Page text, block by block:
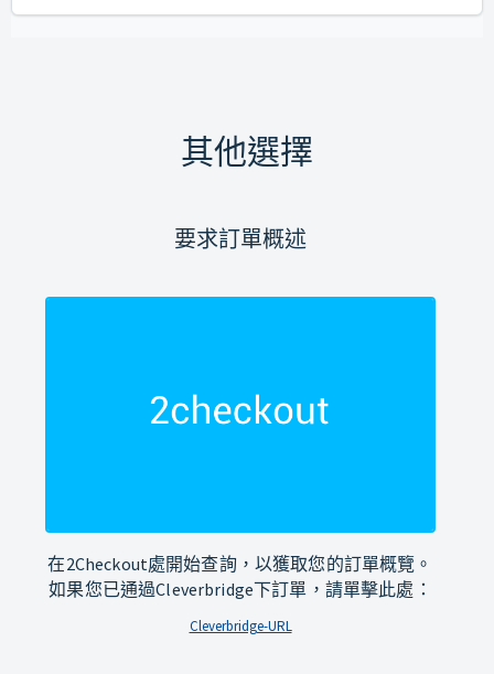
其他選擇
要求訂單概述
在2Checkout處開始查詢，以獲取您的訂單概覽。
如果您已通過Cleverbridge下訂單，請單擊此處：
Cleverbridge-URL